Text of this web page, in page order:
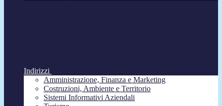
Indirizzi
Amministrazione, Finanza e Marketing
Costruzioni, Ambiente e Territorio
Sistemi Informativi Aziendali